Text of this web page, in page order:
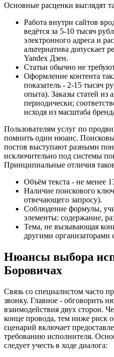
Основные расценки выглядят
Работа внутри сайтов
ведётся за 5-10 тысяч
электронного адреса и
альтернатива допускает
Yandex Дзен.
Статьи обычно не
Оформление контента
показатель - 2-15 тысяч
опыта). Заказы статей из
периодически;
исходя из масштаба
Пользователям услуг по
помнить один нюанс.
постов выступают разными
исключительно под системы
Принципиальные отличия
Объём текста - не менее
Наличие поискового
отвечающего запросу).
Соблюдение формулы,
элементы: содержание,
Тема, не вызывающая
другими организаторами
Нюансы выбора
Боровичах
Связь со специалистом часто
звонку. Главное - обговорить
взаимодействия двух сторон.
конце провода, тем ниже риск
сценарий включает
требованию исполнителя.
следует учесть в ходе диалога: